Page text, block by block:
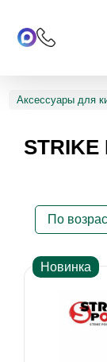
Аксессуары для
STRIKE
По
Новинка